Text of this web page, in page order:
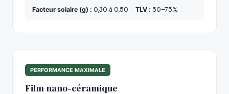
Facteur solaire (g) : 0,30 à 0,50 · TLV : 50–75%
PERFORMANCE MAXIMALE
Film nano-céramique